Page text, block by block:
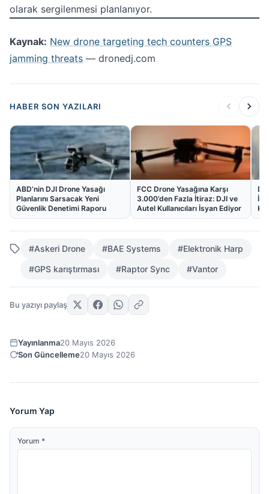
olarak sergilenmesi planlanıyor.
Kaynak: New drone targeting tech counters GPS
jamming threats — dronedj.com
HABER SON YAZILARI
ABD’nin DJI Drone Yasağı
Planlarını Sarsacak Yeni
Güvenlik Denetimi Raporu
FCC Drone Yasağına Karşı
3.000’den Fazla İtiraz: DJI ve
Autel Kullanıcıları İsyan Ediyor
#Askeri Drone #BAE Systems
#Elektronik Harp
#GPS karıştırması
#Raptor Sync #Vantor
Bu yazıyı paylaş
Yayınlanma20 Mayıs 2026
Son Güncelleme20 Mayıs 2026
Yorum Yap
Yorum *